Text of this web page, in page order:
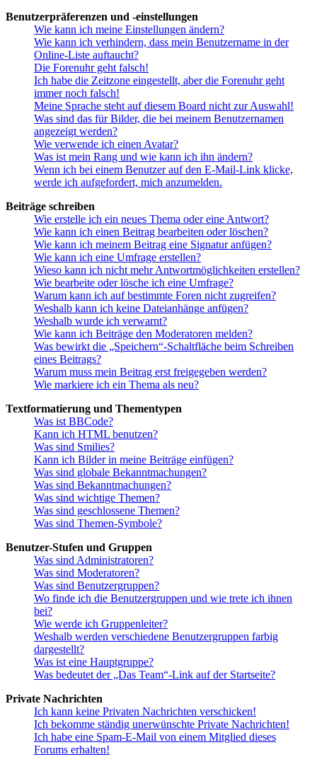
Benutzerpräferenzen und -einstellungen
Wie kann ich meine Einstellungen ändern?
Wie kann ich verhindern, dass mein Benutzername in der
Online-Liste auftaucht?
Die Forenuhr geht falsch!
Ich habe die Zeitzone eingestellt, aber die Forenuhr geht
immer noch falsch!
Meine Sprache steht auf diesem Board nicht zur Auswahl!
Was sind das für Bilder, die bei meinem Benutzernamen
angezeigt werden?
Wie verwende ich einen Avatar?
Was ist mein Rang und wie kann ich ihn ändern?
Wenn ich bei einem Benutzer auf den E-Mail-Link klicke,
werde ich aufgefordert, mich anzumelden.
Beiträge schreiben
Wie erstelle ich ein neues Thema oder eine Antwort?
Wie kann ich einen Beitrag bearbeiten oder löschen?
Wie kann ich meinem Beitrag eine Signatur anfügen?
Wie kann ich eine Umfrage erstellen?
Wieso kann ich nicht mehr Antwortmöglichkeiten erstellen?
Wie bearbeite oder lösche ich eine Umfrage?
Warum kann ich auf bestimmte Foren nicht zugreifen?
Weshalb kann ich keine Dateianhänge anfügen?
Weshalb wurde ich verwarnt?
Wie kann ich Beiträge den Moderatoren melden?
Was bewirkt die „Speichern“-Schaltfläche beim Schreiben
eines Beitrags?
Warum muss mein Beitrag erst freigegeben werden?
Wie markiere ich ein Thema als neu?
Textformatierung und Thementypen
Was ist BBCode?
Kann ich HTML benutzen?
Was sind Smilies?
Kann ich Bilder in meine Beiträge einfügen?
Was sind globale Bekanntmachungen?
Was sind Bekanntmachungen?
Was sind wichtige Themen?
Was sind geschlossene Themen?
Was sind Themen-Symbole?
Benutzer-Stufen und Gruppen
Was sind Administratoren?
Was sind Moderatoren?
Was sind Benutzergruppen?
Wo finde ich die Benutzergruppen und wie trete ich ihnen
bei?
Wie werde ich Gruppenleiter?
Weshalb werden verschiedene Benutzergruppen farbig
dargestellt?
Was ist eine Hauptgruppe?
Was bedeutet der „Das Team“-Link auf der Startseite?
Private Nachrichten
Ich kann keine Privaten Nachrichten verschicken!
Ich bekomme ständig unerwünschte Private Nachrichten!
Ich habe eine Spam-E-Mail von einem Mitglied dieses
Forums erhalten!